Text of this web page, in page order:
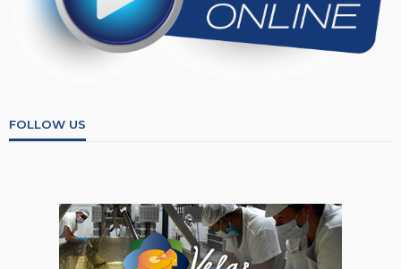
FOLLOW US